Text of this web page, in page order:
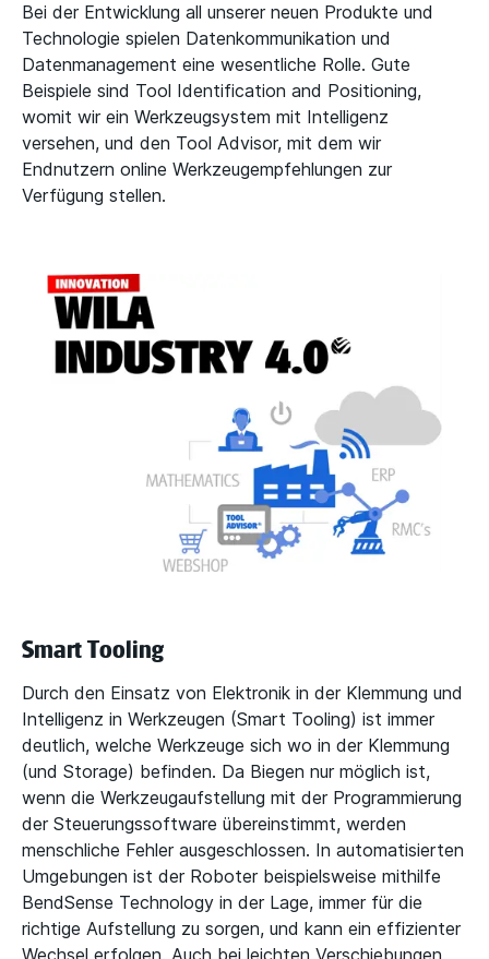
Bei der Entwicklung all unserer neuen Produkte und
Technologie spielen Datenkommunikation und
Datenmanagement eine wesentliche Rolle. Gute
Beispiele sind Tool Identification and Positioning,
womit wir ein Werkzeugsystem mit Intelligenz
versehen, und den Tool Advisor, mit dem wir
Endnutzern online Werkzeugempfehlungen zur
Verfügung stellen.
Smart Tooling
Durch den Einsatz von Elektronik in der Klemmung und
Intelligenz in Werkzeugen (Smart Tooling) ist immer
deutlich, welche Werkzeuge sich wo in der Klemmung
(und Storage) befinden. Da Biegen nur möglich ist,
wenn die Werkzeugaufstellung mit der Programmierung
der Steuerungssoftware übereinstimmt, werden
menschliche Fehler ausgeschlossen. In automatisierten
Umgebungen ist der Roboter beispielsweise mithilfe
BendSense Technology in der Lage, immer für die
richtige Aufstellung zu sorgen, und kann ein effizienter
Wechsel erfolgen. Auch bei leichten Verschiebungen